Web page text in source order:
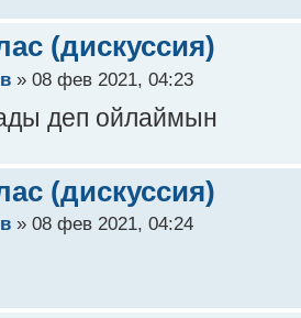
(дискуссия)
» 08 фев 2021, 04:23
деп ойлаймын
(дискуссия)
» 08 фев 2021, 04:24